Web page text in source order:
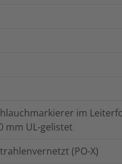
im
mm UL-gelistet
(PO-X)